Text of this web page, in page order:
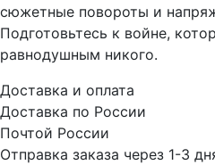
сюжетные повороты и
Подготовьтесь к войне,
равнодушным никого.
Доставка и оплата
Доставка по России
Почтой России
Отправка заказа через 1-3